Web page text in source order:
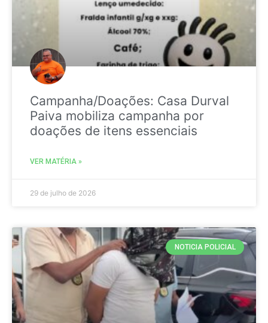
Campanha/Doações: Casa Durval
Paiva mobiliza campanha por
doações de itens essenciais
VER MATÉRIA »
29 de julho de 2026
NOTICIA POLICIAL